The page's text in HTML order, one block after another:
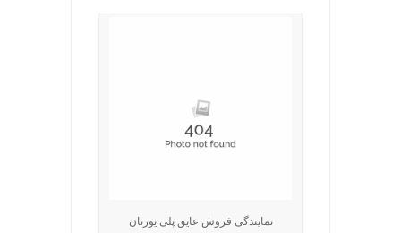
نمایندگی فروش عایق پلی یورتان